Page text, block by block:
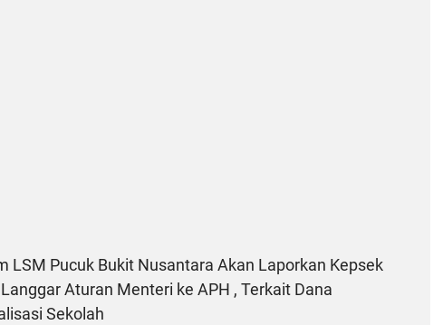
LSM Pucuk Bukit Nusantara Akan Laporkan Kepsek
Aturan Menteri ke APH , Terkait Dana
Sekolah